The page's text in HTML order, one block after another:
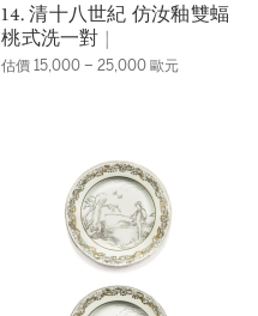
14. 清十八世紀 仿汝釉雙蝠
桃式洗一對 |
估價 15,000 – 25,000 歐元